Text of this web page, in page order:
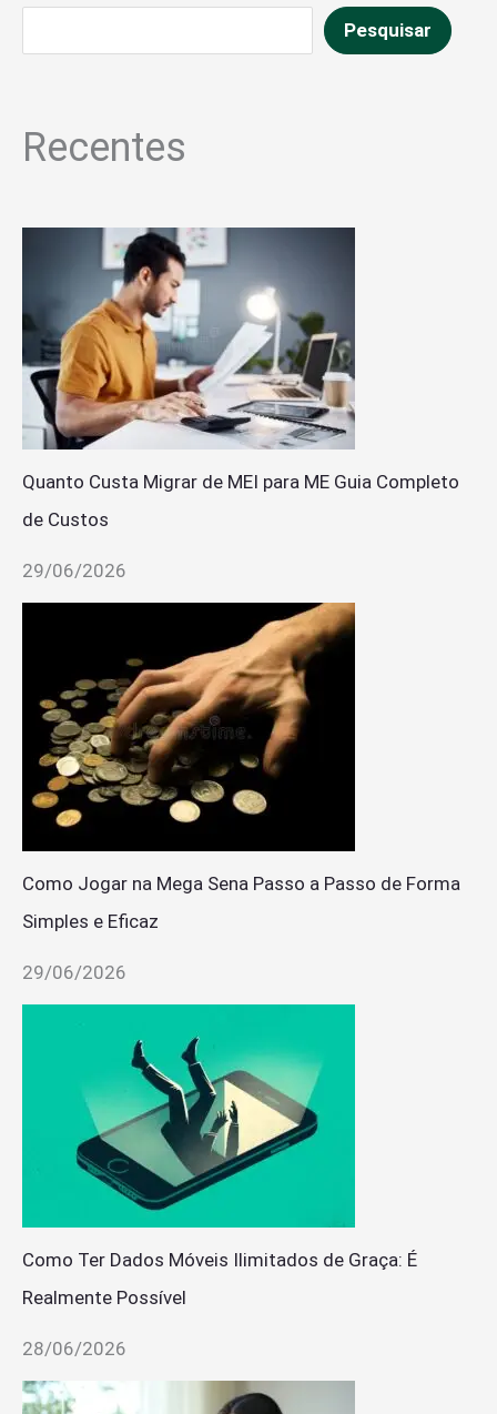
Pesquisar
Recentes
Quanto Custa Migrar de MEI para ME Guia Completo
de Custos
29/06/2026
Como Jogar na Mega Sena Passo a Passo de Forma
Simples e Eficaz
29/06/2026
Como Ter Dados Móveis Ilimitados de Graça: É
Realmente Possível
28/06/2026